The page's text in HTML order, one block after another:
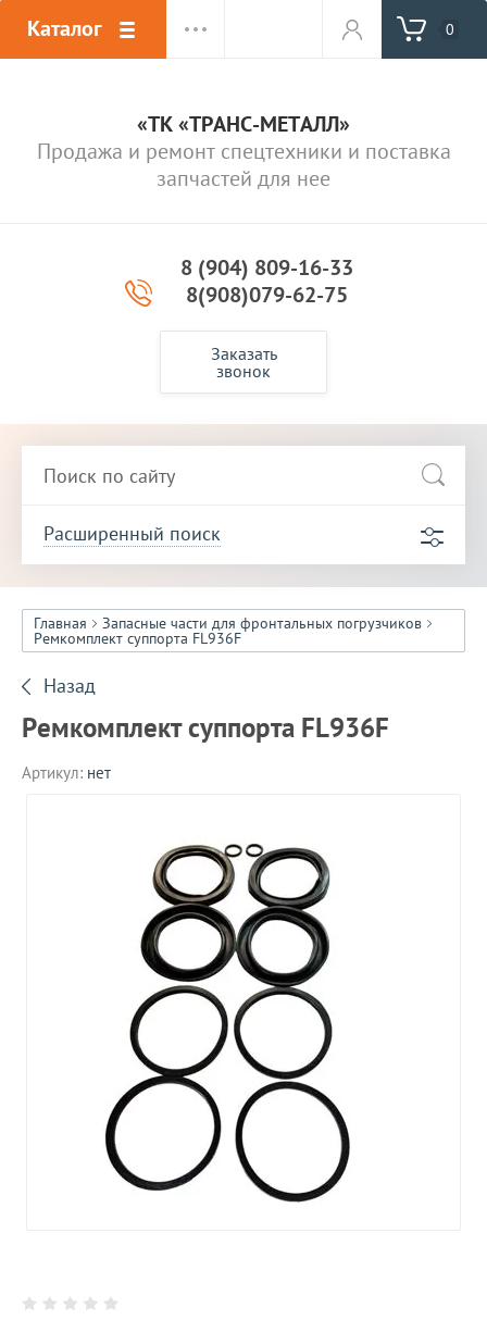
Каталог 0
«ТК «ТРАНС-МЕТАЛЛ»
Продажа и ремонт спецтехники и поставка
запчастей для нее
8 (904) 809-16-33
8(908)079-62-75
Заказать
звонок
Расширенный поиск
Главная Запасные части для фронтальных погрузчиков
Ремкомплект суппорта FL936F
Назад
Ремкомплект суппорта FL936F
Артикул: нет